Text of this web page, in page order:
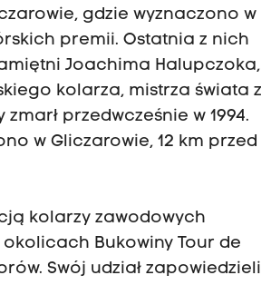
gdzie wyznaczono w
premii. Ostatnia z nich
Joachima Halupczoka,
kolarza, mistrza świata z
zmarł przedwcześnie w 1994.
w Gliczarowie, 12 km przed
kolarzy zawodowych
Bukowiny Tour de
Swój udział zapowiedzieli